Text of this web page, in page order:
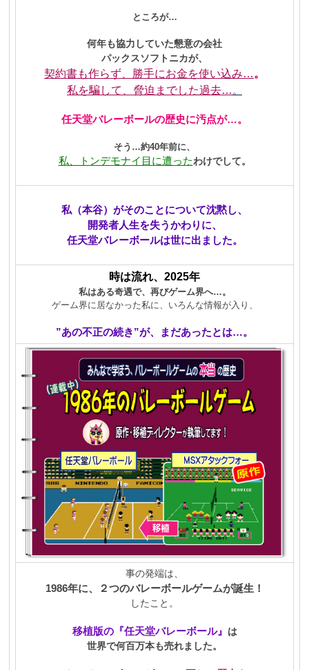
ところが…
何年も協力していた懇意の会社
パックスソフトニカが、
契約書も作らず、勝手にお金を使い込み…。
私を騙して、脅迫までした過去… 。
任天堂バレーボールの歴史に汚点が…。
そう…約40年前に、
私、トンデモナイ目に遭ったわけでして。
私（本谷）がそのことについて沈黙し、
開発者人生を失うかわりに、
任天堂バレーボールは世に出ました。
時は流れ、2025年
私はある奇遇で、再びゲーム界へ…。
ゲーム界に居なかった私に、いろんな情報が入り、
”あの不正の続き”が、まだあったとは…。
事の発端は、
1986年に、２つのバレーボールゲームが誕生！
したこと。
移植版の『任天堂バレーボール』 は
世界で何百万本も売れました。